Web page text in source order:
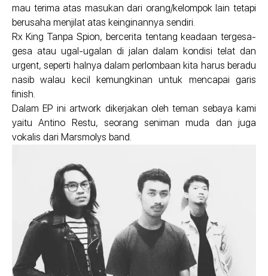
mau terima atas masukan dari orang/kelompok lain tetapi
berusaha menjilat atas keinginannya sendiri.
Rx King Tanpa Spion, bercerita tentang keadaan tergesa-
gesa atau ugal-ugalan di jalan dalam kondisi telat dan
urgent, seperti halnya dalam perlombaan kita harus beradu
nasib walau kecil kemungkinan untuk mencapai garis
finish.
Dalam EP ini artwork dikerjakan oleh teman sebaya kami
yaitu Antino Restu, seorang seniman muda dan juga
vokalis dari Marsmolys band.